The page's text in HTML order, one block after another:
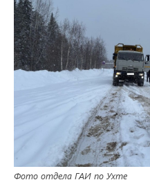
Фото отдела ГАИ по Ухте